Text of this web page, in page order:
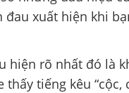
đau xuất hiện khi
hiện rõ nhất đó là
tiếng kêu